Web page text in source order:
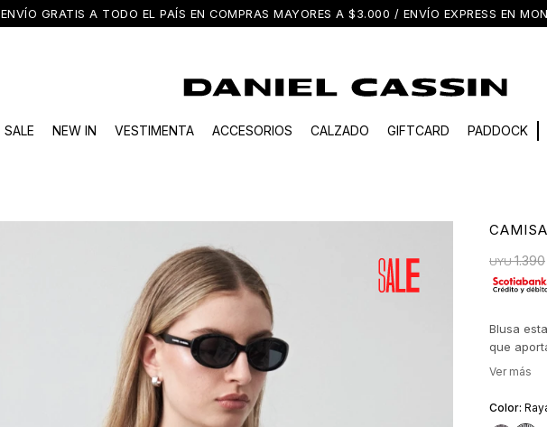
ENVÍO GRATIS A TODO EL PAÍS EN COMPRAS MAYORES A $3.000 / ENVÍO EXPRESS EN
SALE NEW IN VESTIMENTA ACCESORIOS CALZADO GIFTCARD PADDOCK
UYU 1.390
Blusa
que
lazos
suavidad
toque